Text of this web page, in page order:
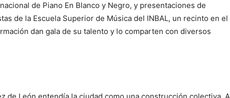
de Piano En Blanco y Negro, y presentaciones de
de la Escuela Superior de Música del INBAL, un recinto en el
dan gala de su talento y lo comparten con diversos